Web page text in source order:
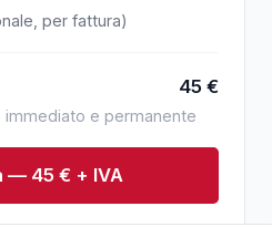
per fattura)
45€
immediato e permanente
— 45 € + IVA